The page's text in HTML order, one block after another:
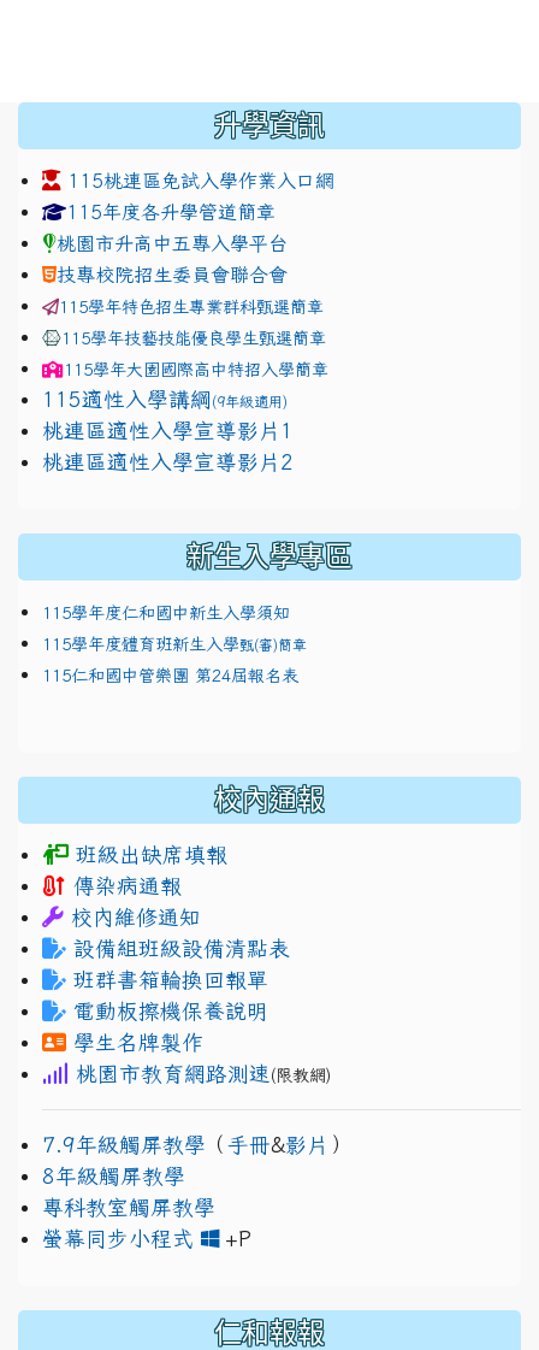
升學資訊
115桃連區免試入學作業入口網
link to https://www.jhjhs.tyc.edu.tw/modules/
115年度各升學管道簡章
桃園市升高中五專入學平台
技專校院招生委員會聯合會
115學年特色招生專業群科甄選簡章
115學年技藝技能優良學生甄選簡章
115學年大園國際高中特招入學簡章
115適性入學講綱 (9年級適用)
link to https://docs.google.com/presentation/d/
桃連區適性入學宣導影片1
link to https://docs.google.com/presentation/d/
桃連區適性入學宣導影片2
新生入學專區
115學年度仁和國中新生入學須知
115學年度體育班新生入學甄(審)簡章
115仁和國中管樂團 第24屆報名表
校內通報
班級出缺席填報
傳染病通報
校內維修通知
設備組班級設備清點表
班群書箱輪換回報單
電動板擦機保養說明
學生名牌製作
桃園市教育網路測速 (限教網)
7.9年級觸屏教學 （ 手冊&影片 ）
8年級觸屏教學
專科教室觸屏教學
螢幕同步小程式
+P
仁和報報